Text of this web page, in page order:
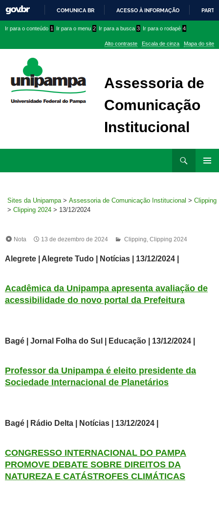
PARA
CONTEÚDO
COMUNICA BR ACESSO À INFORMAÇÃO
conteúdo
menu
superior
menu
Ir para o conteúdo 1 Ir para o menu 2 Ir para a busca 3 Ir para o rodapé 4
Alto contraste Escala de cinza Mapa do site
Assessoria de
Comunicação
Institucional
Sites da Unipampa > Assessoria de Comunicação Institucional > Clipping
> Clipping 2024 > 13/12/2024
Nota 13 de dezembro de 2024 Clipping Clipping 2024
Alegrete | Alegrete Tudo | Notícias | 13/12/2024 |
Acadêmica da Unipampa apresenta avaliação de
acessibilidade do novo portal da Prefeitura
Bagé | Jornal Folha do Sul | Educação | 13/12/2024 |
Professor da Unipampa é eleito presidente da
Sociedade Internacional de Planetários
Bagé | Rádio Delta | Notícias | 13/12/2024 |
CONGRESSO INTERNACIONAL DO PAMPA
PROMOVE DEBATE SOBRE DIREITOS DA
NATUREZA E CATÁSTROFES CLIMÁTICAS